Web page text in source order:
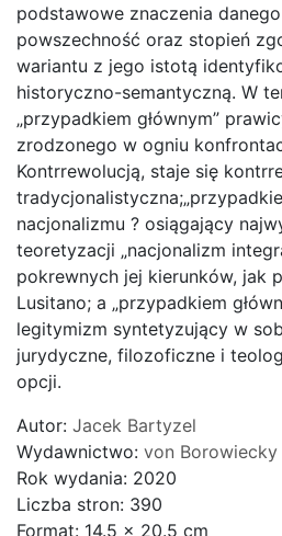
podstawowe znaczenia
powszechność oraz stopień
wariantu z jego istotą
historyczno-semantyczną. W
„przypadkiem głównym”
zrodzonego w ogniu
Kontrrewolucją, staje się
nacjonalizmu ? osiągający
teoretyzacji „nacjonalizm
pokrewnych jej kierunków, jak
Lusitano; a „przypadkiem
legitymizm syntetyzujący w
jurydyczne, filozoficzne i
opcji.
Autor: Jacek Bartyzel
Wydawnictwo: von Borowiecky
Rok wydania: 2020
Liczba stron: 390
Format: 14.5 x 20.5 cm